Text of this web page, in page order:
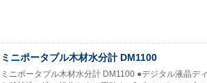
ミニポータブル木材水分計 DM1100
ミニポータブル木材水分計 DM1100 ●デジタル液晶デ